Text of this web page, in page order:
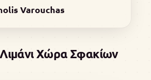
Varouchas
Χώρα Σφακίων